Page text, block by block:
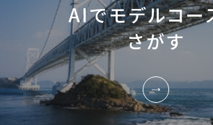
AIでモデルコー
さがす